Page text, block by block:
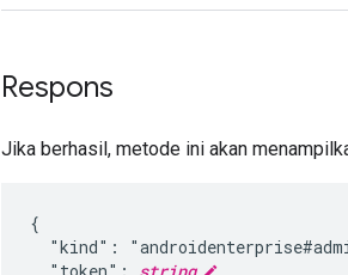
Respons
Jika berhasil, metode ini akan
{
"kind":